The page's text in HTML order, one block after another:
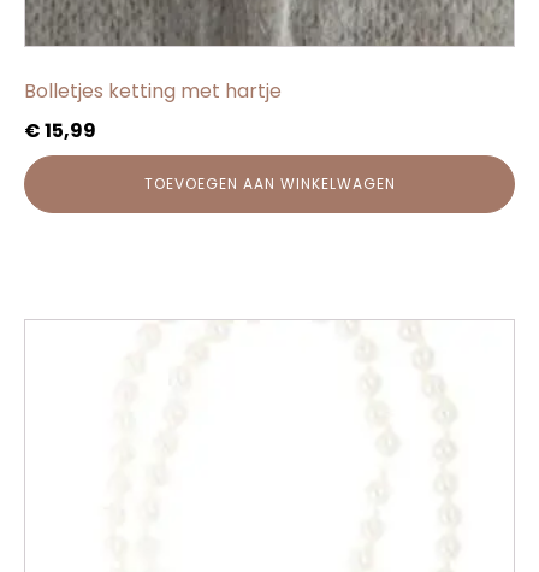
Bolletjes ketting met hartje
€15,99
TOEVOEGEN AAN WINKELWAGEN